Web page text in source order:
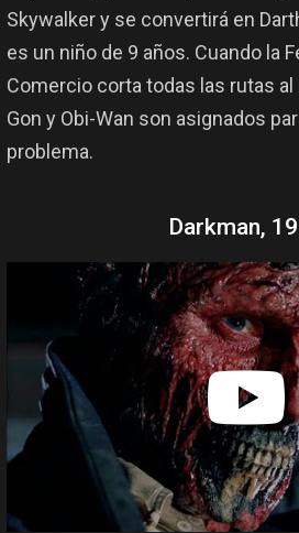
Skywalker y se convertirá en
es un niño de 9 años. Cuando la
Comercio corta todas las rutas al
Gon y Obi-Wan son asignados
problema.
Darkman,